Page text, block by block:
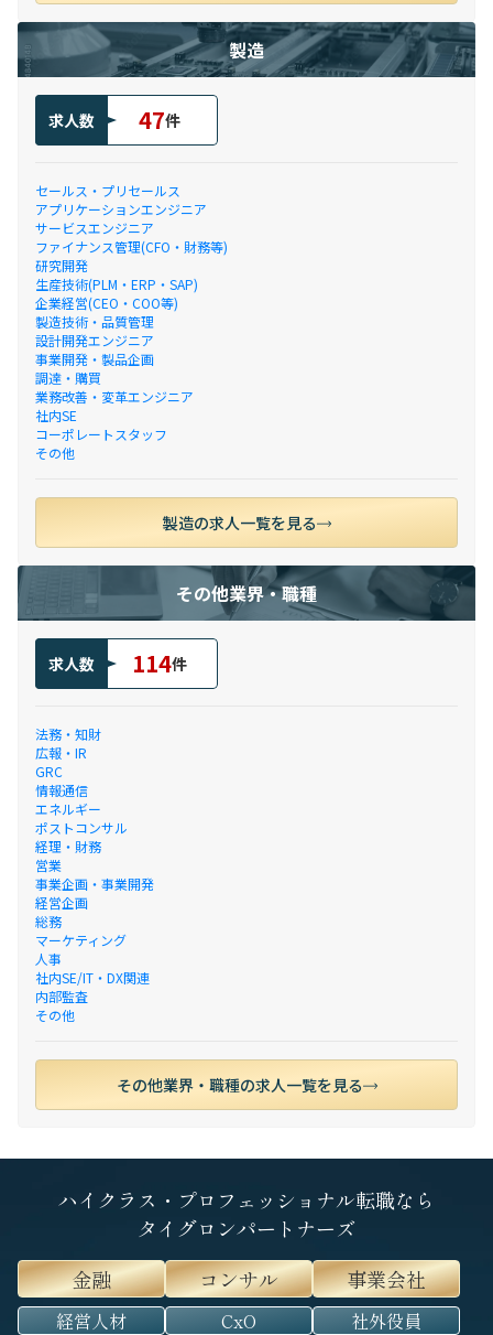
製造
求人数 47件
セールス・プリセールス
アプリケーションエンジニア
サービスエンジニア
ファイナンス管理(CFO・財務等)
研究開発
生産技術(PLM・ERP・SAP)
企業経営(CEO・COO等)
製造技術・品質管理
設計開発エンジニア
事業開発・製品企画
調達・購買
業務改善・変革エンジニア
社内SE
コーポレートスタッフ
その他
製造の求人一覧を見る
その他業界・職種
求人数 114件
法務・知財
広報・IR
GRC
情報通信
エネルギー
ポストコンサル
経理・財務
営業
事業企画・事業開発
経営企画
総務
マーケティング
人事
社内SE/IT・DX関連
内部監査
その他
その他業界・職種の求人一覧を見る
ハイクラス・プロフェッショナル転職なら
タイグロンパートナーズ
金融
コンサル 事業会社
経営人材 CxO 社外役員